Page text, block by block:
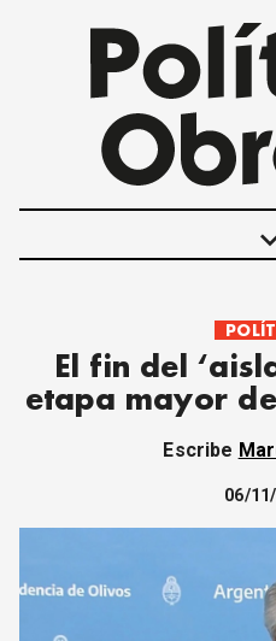
SOCIEDAD
CORREO
El fin del
etapa mayor
Escribe
06/